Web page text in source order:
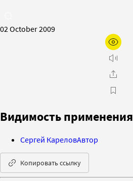
02 October 2009
Видимость применения
Сергей КареловАвтор
Копировать ссылку